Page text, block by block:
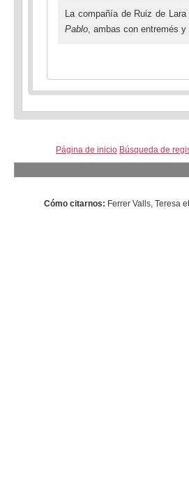
La compañía de Ruiz de
Pablo, ambas con entremés y
Página de inicio Búsqueda de
Cómo citarnos: Ferrer Valls, Teresa